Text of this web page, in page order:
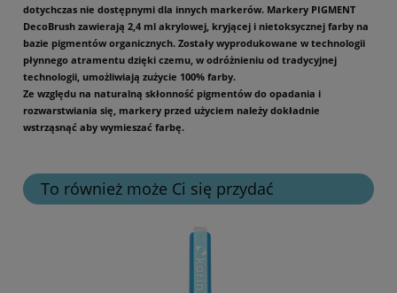
dotychczas nie dostępnymi dla innych markerów. Markery PIGMENT
DecoBrush zawierają 2,4 ml akrylowej, kryjącej i nietoksycznej farby na
bazie pigmentów organicznych. Zostały wyprodukowane w technologii
płynnego atramentu dzięki czemu, w odróżnieniu od tradycyjnej
technologii, umożliwiają zużycie 100% farby.
Ze względu na naturalną skłonność pigmentów do opadania i
rozwarstwiania się, markery przed użyciem należy dokładnie
wstrząsnąć aby wymieszać farbę.
To również może Ci się przydać